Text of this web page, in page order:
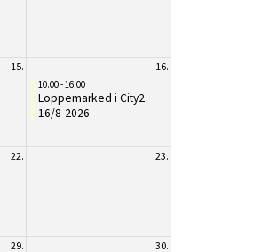
15. 16.
10.00 - 16.00
Loppemarked i City2
16/8-2026
22. 23.
29. 30.